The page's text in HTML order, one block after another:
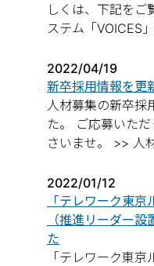
しくは、下記をご
ステム「VOICES
2022/04/19
新卒採用情報を更
人材募集の新卒採
た。 ご応募いた
さいませ。 >> 人
2022/01/12
「テレワーク東
（推進リーダー
た
「テレワーク東